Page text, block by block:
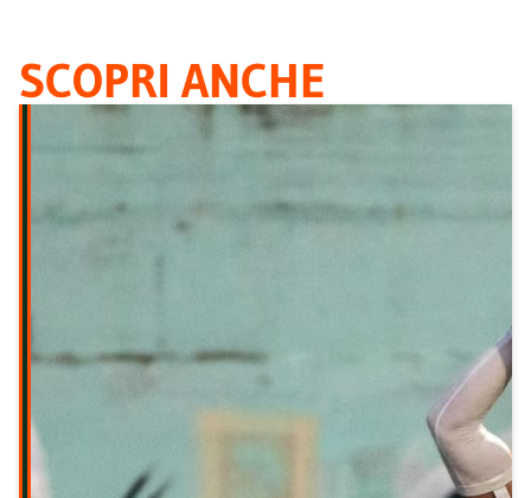
SCOPRI ANCHE